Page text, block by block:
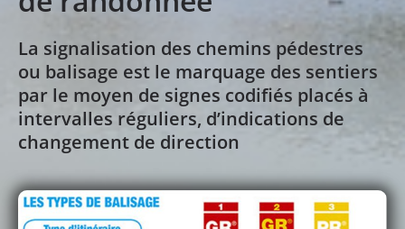
La signalisation des chemins pédestres
ou balisage est le marquage des sentiers
par le moyen de signes codifiés placés à
intervalles réguliers, d’indications de
changement de direction